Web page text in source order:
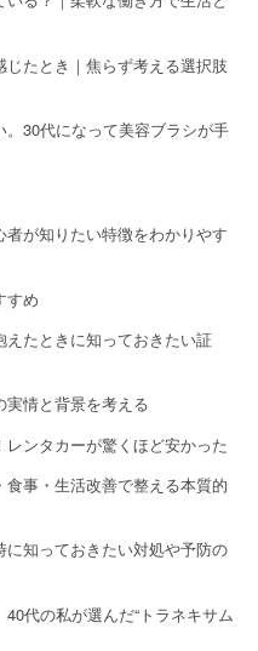
たとき｜焦らず考える選択肢
30代になって美容ブラシが手
が知りたい特徴をわかりやす
すめ
たときに知っておきたい証
情と背景を考える
ンタカーが驚くほど安かった
事・生活改善で整える本質的
知っておきたい対処や予防の
代の私が選んだ“トラネキサム